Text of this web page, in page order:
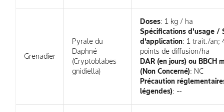
Grenadier
Pyrale du
Daphné
(Cryptoblabes
gnidiella)
Doses: 1 kg / ha
Spécifications d'usage /
d'application: 1 trait./an;
points de diffusion/ha
DAR (en jours) ou BBCH
(Non Concerné): NC
Précaution
légendes): --